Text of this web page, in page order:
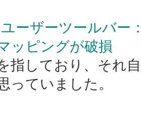
ーザーツールバー
ッピングが破損
指しており、それ
っていました。